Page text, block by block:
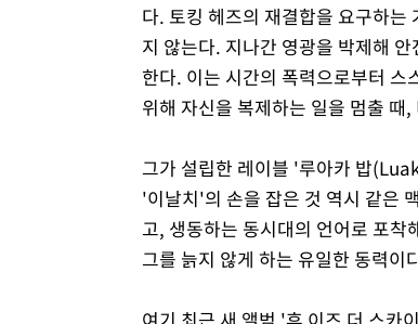
다. 토킹 헤즈의 재결합을 요구하는
지 않는다. 지나간 영광을 박제해
한다. 이는 시간의 폭력으로부터
위해 자신을 복제하는 일을 멈출
그가 설립한 레이블 '루아카 밥
'이날치'의 손을 잡은 것 역시 같은
고, 생동하는 동시대의 언어로 포
그를 늙지 않게 하는 유일한 동력이